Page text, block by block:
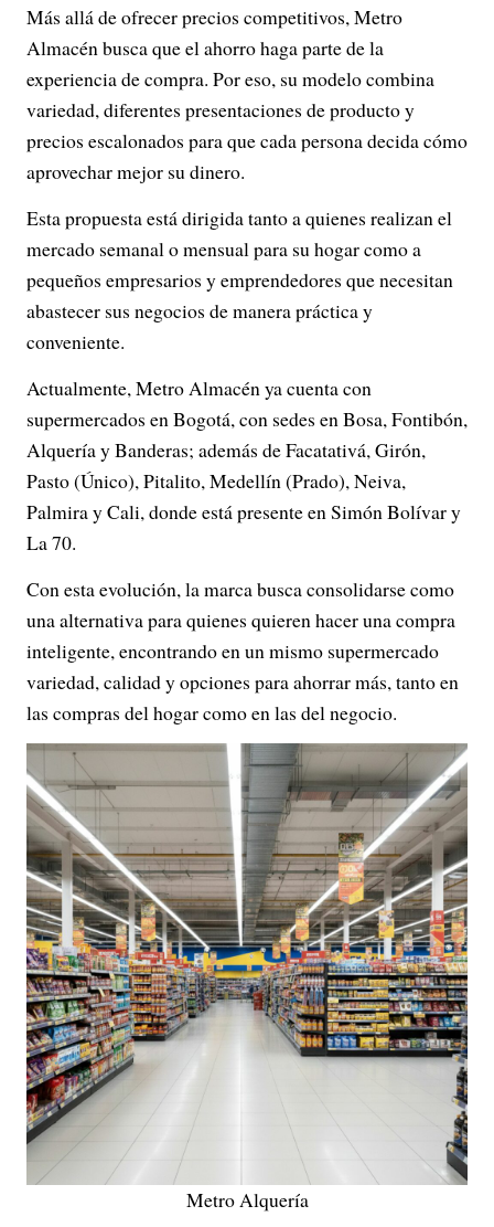
Más allá de ofrecer precios competitivos, Metro
Almacén busca que el ahorro haga parte de la
experiencia de compra. Por eso, su modelo combina
variedad, diferentes presentaciones de producto y
precios escalonados para que cada persona decida cómo
aprovechar mejor su dinero.
Esta propuesta está dirigida tanto a quienes realizan el
mercado semanal o mensual para su hogar como a
pequeños empresarios y emprendedores que necesitan
abastecer sus negocios de manera práctica y
conveniente.
Actualmente, Metro Almacén ya cuenta con
supermercados en Bogotá, con sedes en Bosa, Fontibón,
Alquería y Banderas; además de Facatativá, Girón,
Pasto (Único), Pitalito, Medellín (Prado), Neiva,
Palmira y Cali, donde está presente en Simón Bolívar y
La 70.
Con esta evolución, la marca busca consolidarse como
una alternativa para quienes quieren hacer una compra
inteligente, encontrando en un mismo supermercado
variedad, calidad y opciones para ahorrar más, tanto en
las compras del hogar como en las del negocio.
Metro Alquería